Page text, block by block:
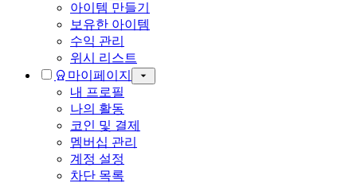
아이템 만들기
보유한 아이템
수익 관리
위시 리스트
마이페이지
내 프로필
나의 활동
코인 및 결제
멤버십 관리
계정 설정
차단 목록